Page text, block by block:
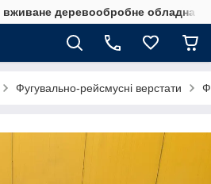
вживане деревообробне
Фугувально-рейсмусні верстати